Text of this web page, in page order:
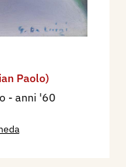
Paolo)
- anni '60